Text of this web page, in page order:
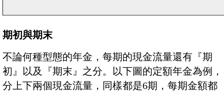
期初與期末
不論何種型態的年金，每期的現金流量還有『期
初』以及『期末』之分。以下圖的定額年金為例，
分上下兩個現金流量，同樣都是6期，每期金額都